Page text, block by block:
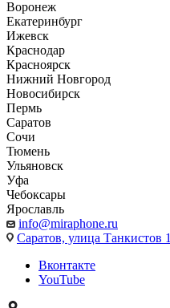
Воронеж
Екатеринбург
Ижевск
Краснодар
Красноярск
Нижний Новгород
Новосибирск
Пермь
Саратов
Сочи
Тюмень
Ульяновск
Уфа
Чебоксары
Ярославль
info@miraphone.ru
Саратов, улица
Вконтакте
YouTube